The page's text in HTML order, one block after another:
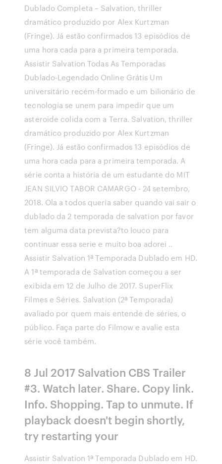
Dublado Completa – Salvation, thriller
dramático produzido por Alex Kurtzman
(Fringe). Já estão confirmados 13 episódios de
uma hora cada para a primeira temporada.
Assistir Salvation Todas As Temporadas
Dublado-Legendado Online Grátis Um
universitário recém-formado e um bilionário de
tecnologia se unem para impedir que um
asteroide colida com a Terra. Salvation, thriller
dramático produzido por Alex Kurtzman
(Fringe). Já estão confirmados 13 episódios de
uma hora cada para a primeira temporada. A
série conta a história de um estudante do MIT
JEAN SILVIO TABOR CAMARGO - 24 setembro,
2018. Ola a todos queria saber quando vai sair o
dublado da 2 temporada de salvation por favor
tem alguma data prevista?to louco para
continuar essa serie e muito boa adorei ..
Assistir Salvation 1ª Temporada Dublado em HD.
A 1ª temporada de Salvation começou a ser
exibida em 12 de Julho de 2017. SuperFlix
Filmes e Séries. Salvation (2ª Temporada)
avaliado por quem mais entende de séries, o
público. Faça parte do Filmow e avalie esta
série você também.
8 Jul 2017 Salvation CBS Trailer
#3. Watch later. Share. Copy link.
Info. Shopping. Tap to unmute. If
playback doesn't begin shortly,
try restarting your
Assistir Salvation 1ª Temporada Dublado em HD.